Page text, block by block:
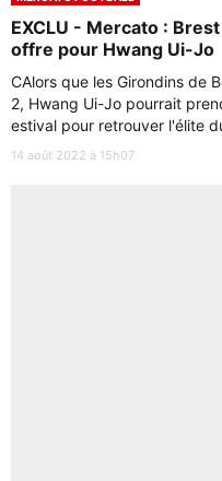
EXCLU - Mercato :
offre pour Hwang Ui-Jo
CAlors que les Girondins de
2, Hwang Ui-Jo pourrait
estival pour retrouver l'élite
14 août 2022 à 15h07